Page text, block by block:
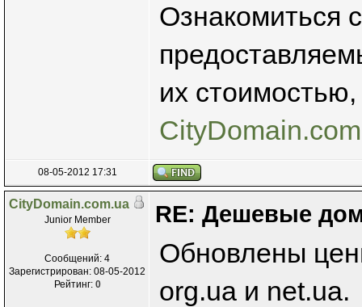
Ознакомиться
их
08-05-2012 17:31
CityDomain.com.ua
Junior Member
Сообщений: 4
Зарегистрирован: 08-05-2012
Рейтинг: 0
RE: Дешевые
Обновлены
org.ua и net.ua.